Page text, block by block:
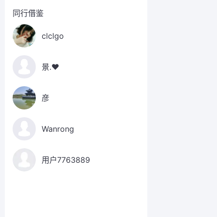
同行借鉴
clclgo
景.❤️
彦
Wanrong
用户7763889